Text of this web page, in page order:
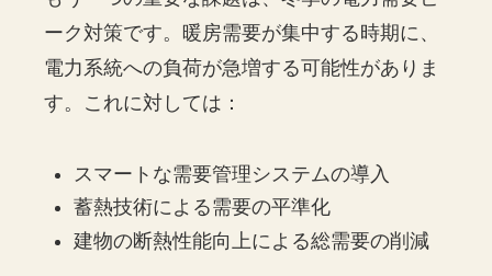
ーク対策です。暖房需要が集中する時期に、
電力系統への負荷が急増する可能性がありま
す。これに対しては：
スマートな需要管理システムの導入
蓄熱技術による需要の平準化
建物の断熱性能向上による総需要の削減